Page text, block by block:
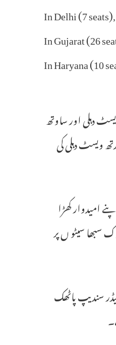
In Delhi (7
In Gujarat (26
In Haryana (10
دہلی اور ساوتھ
ویسٹ دہلی کی
وہیں کانگریس ریاست کی باقی 24سیٹوں پر اپنے امیدوار کھڑا
سبھا سیٹو ں پر
سندیپ پاٹھک